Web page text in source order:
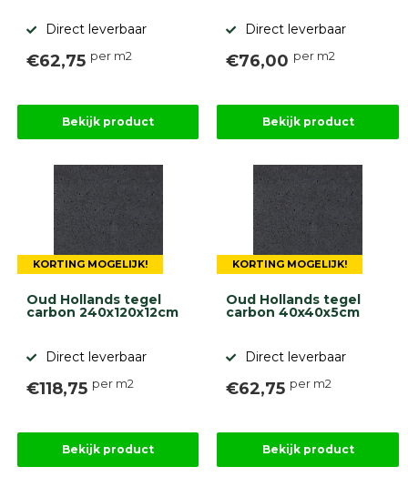
Direct leverbaar
€62,75 per m2
Bekijk product
Direct leverbaar
€76,00 per m2
Bekijk product
KORTING MOGELIJK!
Oud Hollands tegel
carbon 240x120x12cm
Direct leverbaar
€118,75 per m2
Bekijk product
KORTING MOGELIJK!
Oud Hollands tegel
carbon 40x40x5cm
Direct leverbaar
€62,75 per m2
Bekijk product